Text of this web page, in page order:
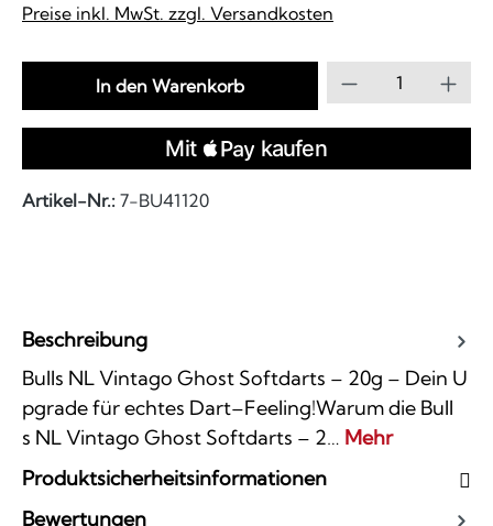
Preise inkl. MwSt. zzgl. Versandkosten
Produkt
In den Warenkorb
Artikel-Nr.: 7-BU41120
Beschreibung
Bulls NL Vintago Ghost Softdarts – 20g – Dein U
pgrade für echtes Dart–Feeling!Warum die Bull
s NL Vintago Ghost Softdarts – 2… Mehr
Produktsicherheitsinformationen
Bewertungen